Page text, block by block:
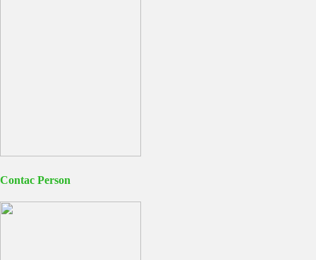
Contac Person